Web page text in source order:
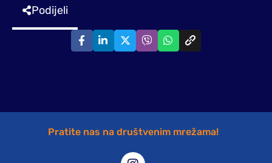
Podijeli
Pratite nas na društvenim mrežama!